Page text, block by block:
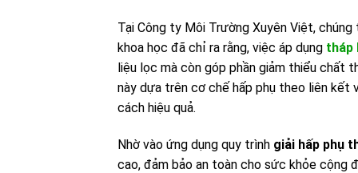
Tại Công ty Môi Trường Xuyên Việt,
khoa học đã chỉ ra rằng, việc áp dụng tháp
liệu lọc mà còn góp phần giảm thiểu chất
này dựa trên cơ chế hấp phụ theo liên
cách hiệu quả.
Nhờ vào ứng dụng quy trình giải hấp phụ
cao, đảm bảo an toàn cho sức khỏe cộng